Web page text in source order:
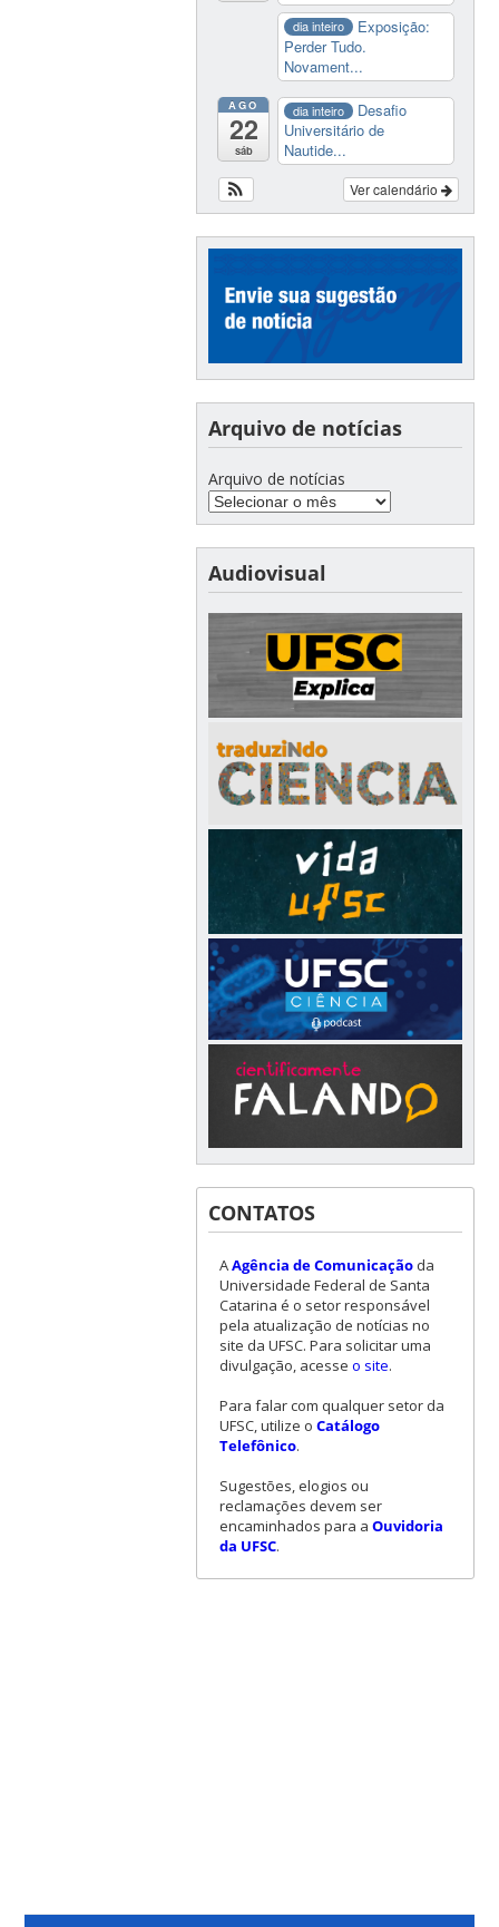
dia inteiro
Exposição:
Perder Tudo.
Novament...
AGO
22
sáb
dia inteiro
Desafio
Universitário de
Nautide...
Ver calendário
Arquivo de notícias
Arquivo de notícias
Audiovisual
CONTATOS
AAgência de Comunicaçãoda
Universidade Federal de Santa
Catarina é o setor responsável
pela atualização de notícias no
site da UFSC. Para solicitar uma
divulgação, acesse o site.
Para falar com qualquer setor da
UFSC, utilize o Catálogo
Telefônico.
Sugestões, elogios ou
reclamações devem ser
encaminhados para a Ouvidoria
da UFSC.